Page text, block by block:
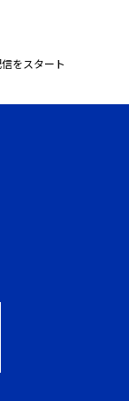
をスタート